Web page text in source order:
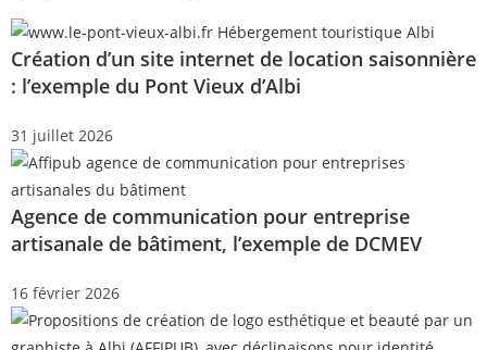
Création d’un site internet de location saisonnière
: l’exemple du Pont Vieux d’Albi
31 juillet 2026
Agence de communication pour entreprise
artisanale de bâtiment, l’exemple de DCMEV
16 février 2026